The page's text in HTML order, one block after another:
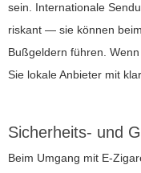
sein. Internationale
riskant — sie können
Bußgeldern führen.
Sie lokale Anbieter mit
Sicherheits- und
Beim Umgang mit E-